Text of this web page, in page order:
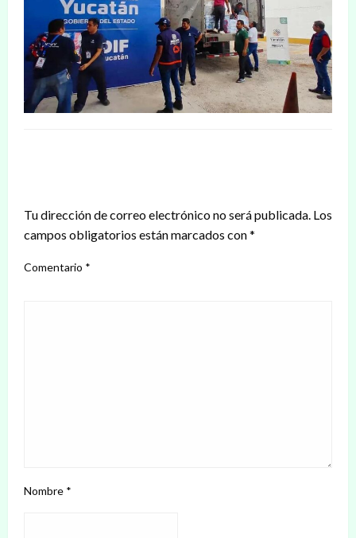
Tu dirección de correo electrónico no será publicada. Los
campos obligatorios están marcados con*
Comentario *
Nombre *